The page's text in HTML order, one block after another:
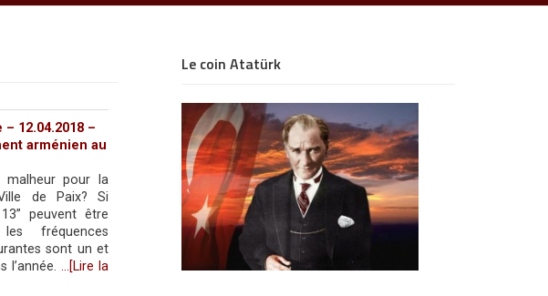
12.04.2018 –
arménien au
malheur pour la
de Paix? Si
peuvent être
fréquences
sont un et
l’année. …[Lire la
Le coin Atatürk